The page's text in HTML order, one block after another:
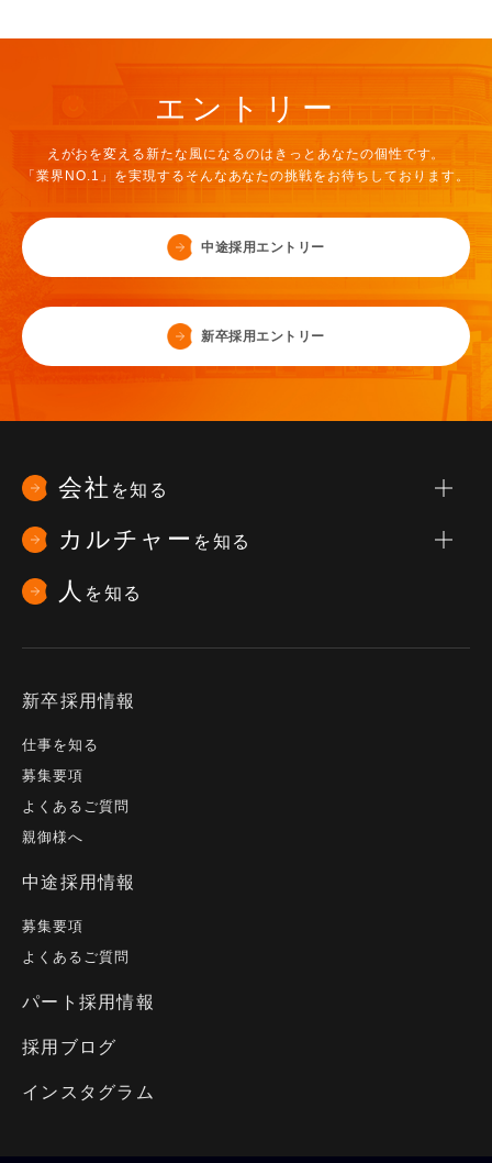
エ ン ト リ ー
えがおを変える新たな風になるのは きっとあなたの個性です。
「業界NO.1」を実現する そんなあなたの挑戦を お待ちしております。
中途採用エントリー
新卒採用エントリー
会社 を知る
社長メッセージ
会社概要
データで見るえがお
部署紹介
研修・制度
女性活躍について
えがおの事業
カルチャー を知る
プロジェクトストーリー
お客様との絆ストーリー
社内イベント
えがお30年史
人 を知る
新卒採用情報
仕事を知る
募集要項
よくあるご質問
親御様へ
中途採用情報
募集要項
よくあるご質問
パート採用情報
採用ブログ
インスタグラム